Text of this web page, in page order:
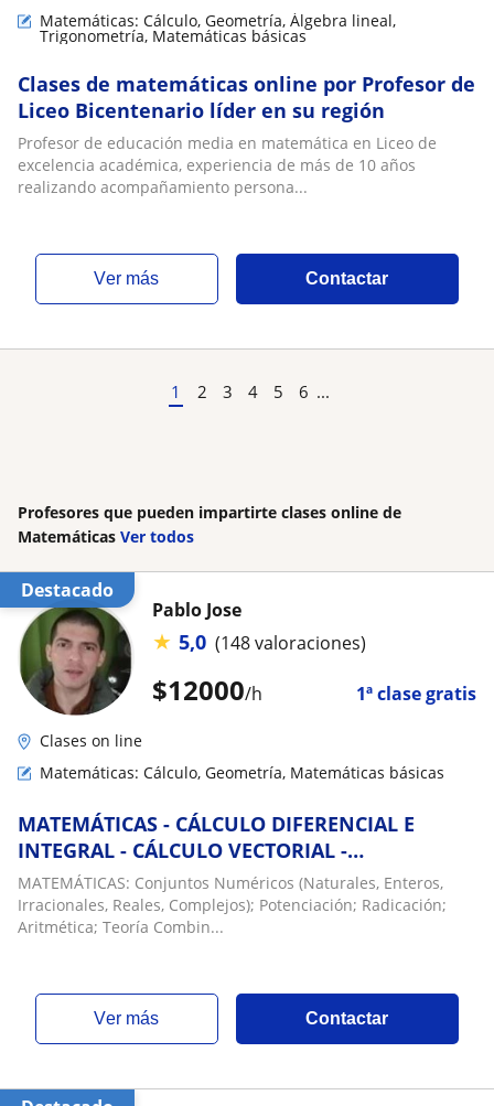
Matemáticas: Cálculo, Geometría, Álgebra lineal,
Trigonometría, Matemáticas básicas
Clases de matemáticas online por Profesor de
Liceo Bicentenario líder en su región
Profesor de educación media en matemática en Liceo de
excelencia académica, experiencia de más de 10 años
realizando acompañamiento persona...
ver más Contactar
1 2 3 4 5 6 ...
Profesores que pueden impartirte clases online de
Matemáticas Ver todos
Destacado
$12000/h 1ª clase gratis
Pablo Jose
★ 5,0 (148 valoraciones)
Clases on line
Matemáticas: Cálculo, Geometría, Matemáticas básicas
MATEMÁTICAS - CÁLCULO DIFERENCIAL E
INTEGRAL - CÁLCULO VECTORIAL -
ECUACIONES DIFERENCIALES
MATEMÁTICAS: Conjuntos Numéricos (Naturales, Enteros,
Irracionales, Reales, Complejos); Potenciación; Radicación;
Aritmética; Teoría Combin...
ver más Contactar